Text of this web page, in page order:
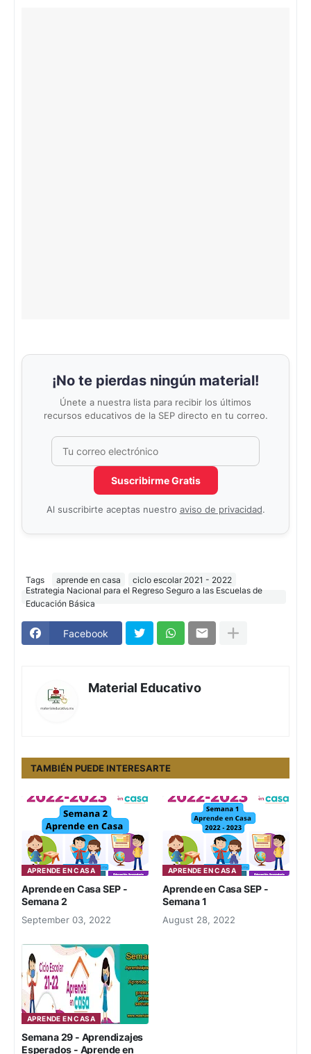
¡No te pierdas ningún material!
Únete a nuestra lista para recibir los últimos
recursos educativos de la SEP directo en tu correo.
No completar este campo
Suscribirme Gratis
Al suscribirte aceptas nuestro aviso de privacidad.
Tags aprende en casa
ciclo escolar 2021 - 2022
Estrategia Nacional para el Regreso Seguro a las Escuelas de
Educación Básica
Facebook
Material Educativo
TAMBIÉN PUEDE INTERESARTE
APRENDE EN CASA
Aprende en Casa SEP -
Semana 2
September 03, 2022
APRENDE EN CASA
Aprende en Casa SEP -
Semana 1
August 28, 2022
APRENDE EN CASA
Semana 29 - Aprendizajes
Esperados - Aprende en